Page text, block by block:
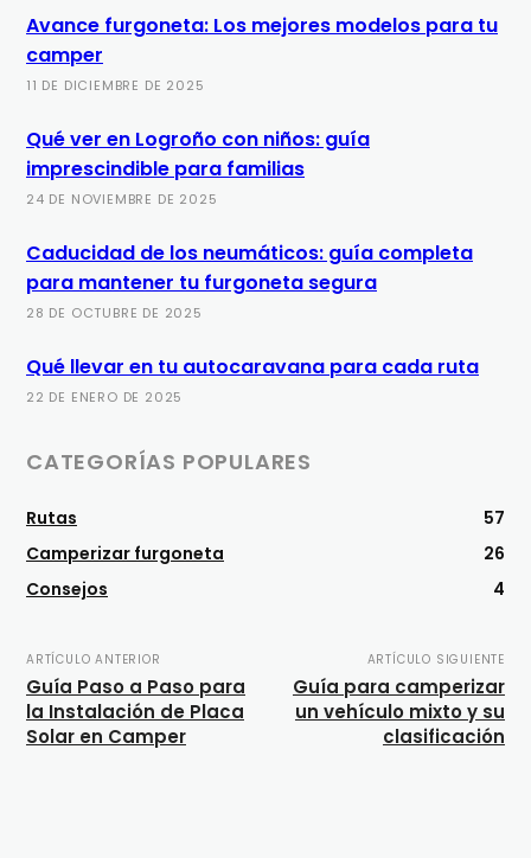
Avance furgoneta: Los mejores modelos para tu
camper
11 DE DICIEMBRE DE 2025
Qué ver en Logroño con niños: guía
imprescindible para familias
24 DE NOVIEMBRE DE 2025
Caducidad de los neumáticos: guía completa
para mantener tu furgoneta segura
28 DE OCTUBRE DE 2025
Qué llevar en tu autocaravana para cada ruta
22 DE ENERO DE 2025
CATEGORÍAS POPULARES
Rutas
57
Camperizar furgoneta
26
Consejos
4
ARTÍCULO ANTERIOR
Guía Paso a Paso para
la Instalación de Placa
Solar en Camper
ARTÍCULO SIGUIENTE
Guía para camperizar
un vehículo mixto y su
clasificación